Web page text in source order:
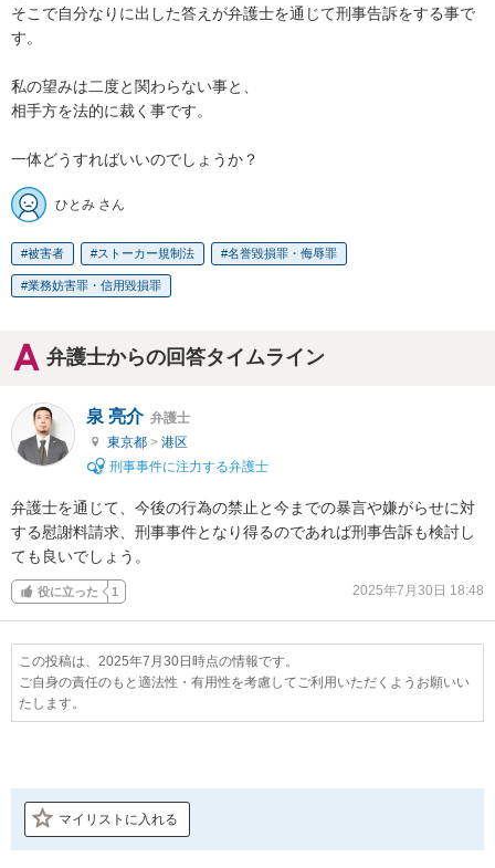
そこで自分なりに出した答えが弁護士を通じて刑事告訴をする事で
す。
私の望みは二度と関わらない事と、
相手方を法的に裁く事です。
一体どうすればいいのでしょうか？
ひとみ さん
被害者 ストーカー規制法 名誉毀損罪・侮辱罪
業務妨害罪・信用毀損罪
弁護士からの回答タイムライン
泉 亮介 弁護士
東京都 > 港区
刑事事件に注力する弁護士
弁護士を通じて、今後の行為の禁止と今までの暴言や嫌がらせに対
する慰謝料請求、刑事事件となり得るのであれば刑事告訴も検討し
ても良いでしょう。
役に立った 1 2025年7月30日 18:48
この投稿は、2025年7月30日時点の情報です。
ご自身の責任のもと適法性・有用性を考慮してご利用いただくようお願いい
たします。
マイリストに入れる